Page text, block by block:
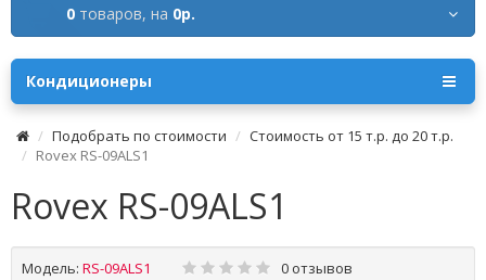
0 товаров, на 0р.
Кондиционеры
Подобрать по стоимости
Стоимость от 15 т.р. до 20 т.р.
Rovex RS-09ALS1
Rovex RS-09ALS1
Модель: RS-09ALS1 0 отзывов